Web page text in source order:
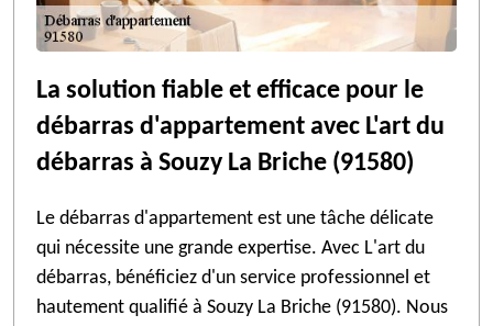
La solution fiable et efficace pour le
débarras d'appartement avec L'art du
débarras à Souzy La Briche (91580)
Le débarras d'appartement est une tâche délicate
qui nécessite une grande expertise. Avec L'art du
débarras, bénéficiez d'un service professionnel et
hautement qualifié à Souzy La Briche (91580). Nous